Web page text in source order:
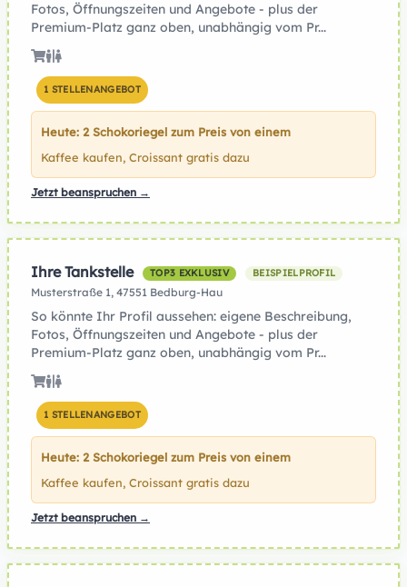
Fotos, Öffnungszeiten und Angebote - plus der
Premium-Platz ganz oben, unabhängig vom Pr...
1 STELLENANGEBOT
Heute: 2 Schokoriegel zum Preis von einem
Kaffee kaufen, Croissant gratis dazu
Jetzt beanspruchen →
Ihre Tankstelle TOP3 EXKLUSIV BEISPIELPROFIL
Musterstraße 1, 47551 Bedburg-Hau
So könnte Ihr Profil aussehen: eigene Beschreibung,
Fotos, Öffnungszeiten und Angebote - plus der
Premium-Platz ganz oben, unabhängig vom Pr...
1 STELLENANGEBOT
Heute: 2 Schokoriegel zum Preis von einem
Kaffee kaufen, Croissant gratis dazu
Jetzt beanspruchen →